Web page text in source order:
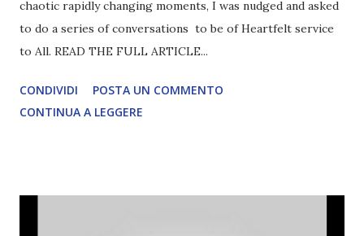
chaotic rapidly changing moments, I was nudged and asked
to do a series of conversations to be of Heartfelt service
to All. READ THE FULL ARTICLE...
CONDIVIDI
POSTA UN COMMENTO
CONTINUA A LEGGERE